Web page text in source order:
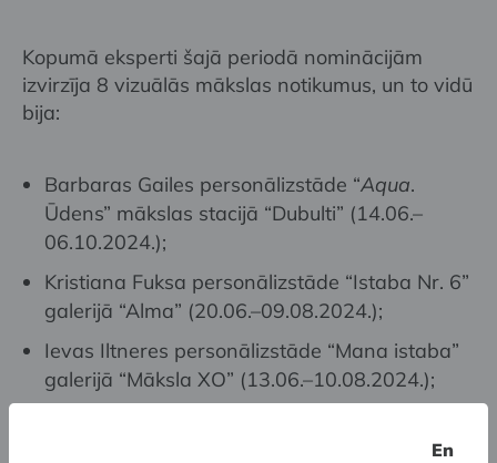
Kopumā eksperti šajā periodā nominācijām
izvirzīja 8 vizuālās mākslas notikumus, un to vidū
bija:
Barbaras Gailes personālizstāde “Aqua.
Ūdens” mākslas stacijā “Dubulti” (14.06.–
06.10.2024.);
Kristiana Fuksa personālizstāde “Istaba Nr. 6”
galerijā “Alma” (20.06.–09.08.2024.);
Ievas Iltneres personālizstāde “Mana istaba”
galerijā “Māksla XO” (13.06.–10.08.2024.);
Latvijas Nacionālā mākslas muzeja 4. stāva
En